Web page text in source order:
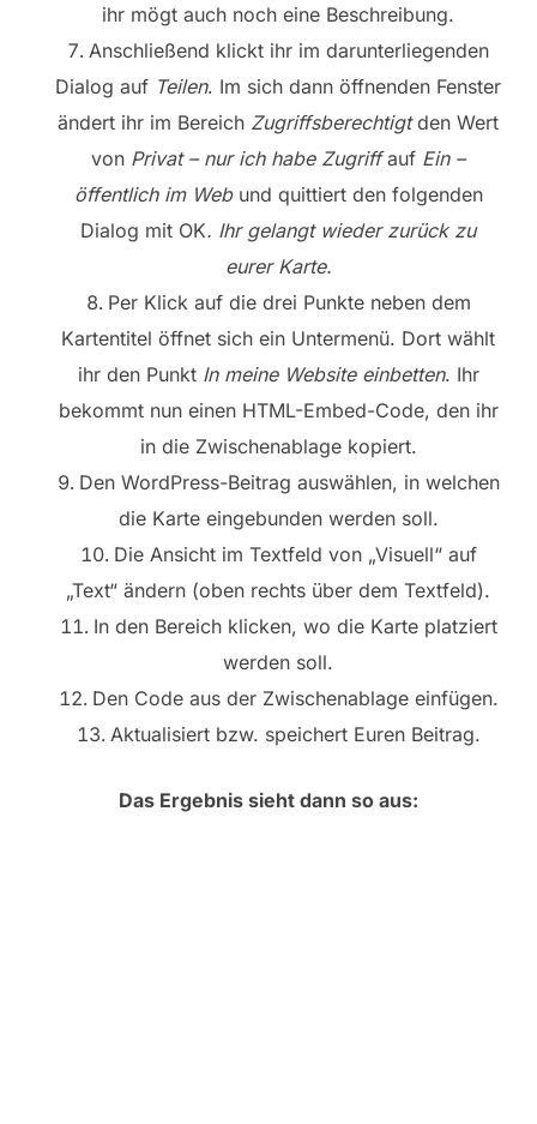
ihr mögt auch noch eine Beschreibung.
Anschließend klickt ihr im darunterliegenden
Dialog auf Teilen. Im sich dann öffnenden Fenster
ändert ihr im Bereich Zugriffsberechtigtden Wert
von Privat – nur ich habe Zugriffauf Ein –
öffentlich im Web und quittiert den folgenden
Dialog mit OK. Ihr gelangt wieder zurück zu
eurer Karte.
Per Klick auf die drei Punkte neben dem
Kartentitel öffnet sich ein Untermenü. Dort wählt
ihr den Punkt In meine Website einbetten. Ihr
bekommt nun einen HTML-Embed-Code, den ihr
in die Zwischenablage kopiert.
Den WordPress-Beitrag auswählen, in welchen
die Karte eingebunden werden soll.
Die Ansicht im Textfeld von „Visuell“ auf
„Text“ ändern (oben rechts über dem Textfeld).
In den Bereich klicken, wo die Karte platziert
werden soll.
Den Code aus der Zwischenablage einfügen.
Aktualisiert bzw. speichert Euren Beitrag.
Das Ergebnis sieht dann so aus: